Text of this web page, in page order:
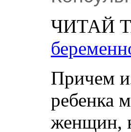
ЧИТАЙ
Причем
ребенка
женщин,